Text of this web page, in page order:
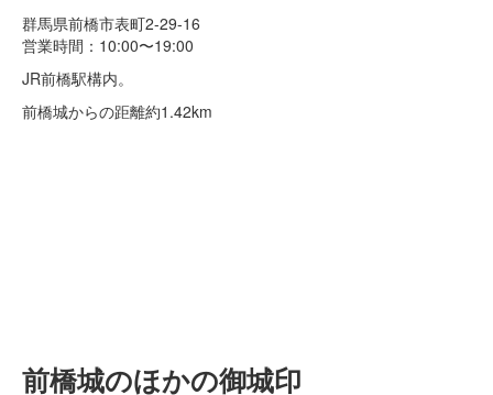
群馬県前橋市表町2-29-16
営業時間：10:00〜19:00
JR前橋駅構内。
前橋城からの距離約1.42km
前橋城のほかの御城印